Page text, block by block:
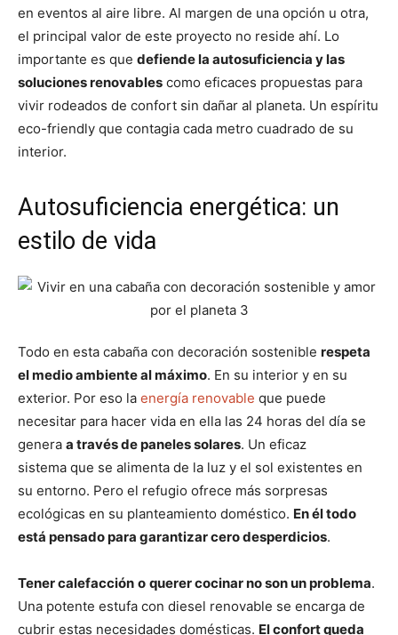
en eventos al aire libre. Al margen de una opción u otra,
el principal valor de este proyecto no reside ahí. Lo
importante es que defiende la autosuficiencia y las
soluciones renovables como eficaces propuestas para
vivir rodeados de confort sin dañar al planeta. Un espíritu
eco-friendly que contagia cada metro cuadrado de su
interior.
Autosuficiencia energética: un
estilo de vida
Todo en esta cabaña con decoración sostenible respeta
el medio ambiente al máximo. En su interior y en su
exterior. Por eso la energía renovable que puede
necesitar para hacer vida en ella las 24 horas del día se
genera a través de paneles solares. Un eficaz
sistema que se alimenta de la luz y el sol existentes en
su entorno. Pero el refugio ofrece más sorpresas
ecológicas en su planteamiento doméstico. En él todo
está pensado para garantizar cero desperdicios.
Tener calefacción o querer cocinar no son un problema.
Una potente estufa con diesel renovable se encarga de
cubrir estas necesidades domésticas. El confort queda